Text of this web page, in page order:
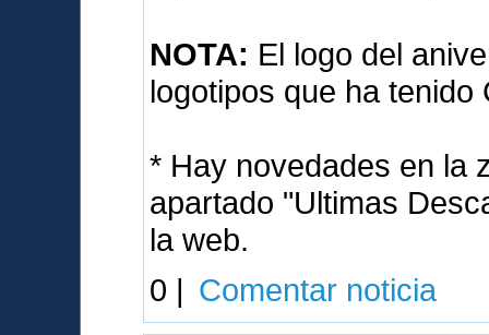
NOTA: El logo del
logotipos que ha tenido
* Hay novedades en la
apartado "Ultimas
la web.
0 | Comentar noticia